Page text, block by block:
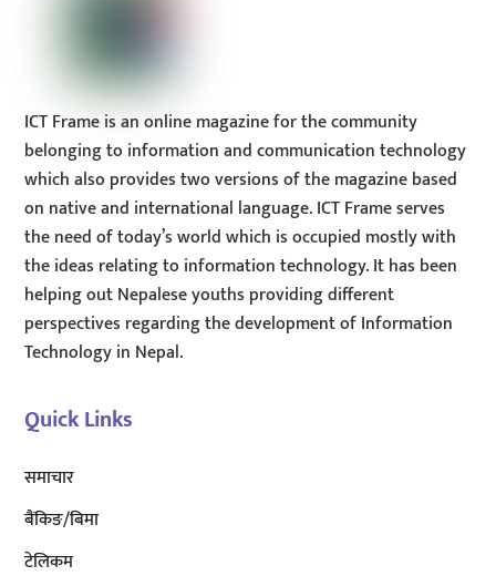
ICT Frame is an online magazine for the community
belonging to information and communication technology
which also provides two versions of the magazine based
on native and international language. ICT Frame serves
the need of today’s world which is occupied mostly with
the ideas relating to information technology. It has been
helping out Nepalese youths providing different
perspectives regarding the development of Information
Technology in Nepal.
Quick Links
समाचार
बैंकिङ/बिमा
टेलिकम